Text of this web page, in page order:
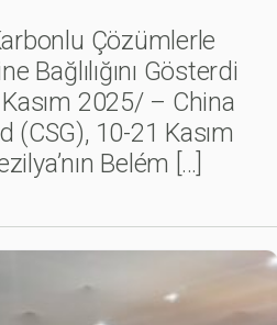
Çözümlerle
Bağlılığını Gösterdi
2025/ – China
(CSG), 10-21 Kasım
Belém […]